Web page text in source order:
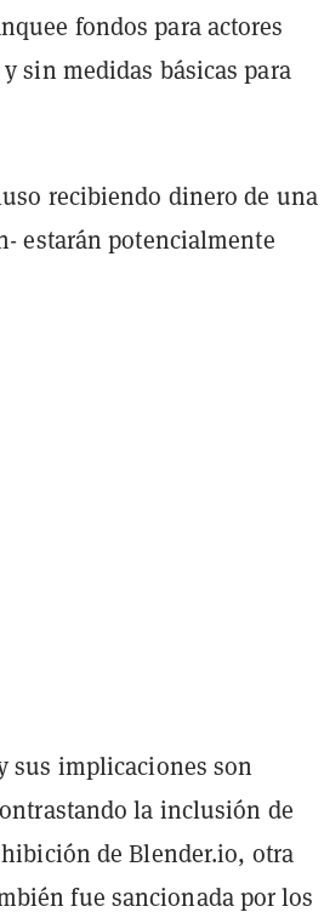
fondos para actores
sin medidas básicas para
recibiendo dinero de una
estarán potencialmente
sus implicaciones son
la inclusión de
de Blender.io, otra
fue sancionada por los